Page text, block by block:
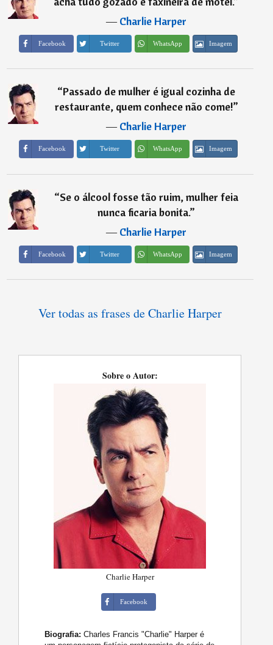
―Charlie Harper
Facebook Twitter WhatsApp Imagem
“Passado de mulher é igual cozinha de
restaurante, quem conhece não come!”
―Charlie Harper
Facebook Twitter WhatsApp Imagem
“Se o álcool fosse tão ruim, mulher feia
nunca ficaria bonita.”
―Charlie Harper
Facebook Twitter WhatsApp Imagem
Ver todas as frases de Charlie Harper
Sobre o Autor:
Charlie Harper
Facebook
Biografia: Charles Francis "Charlie" Harper é